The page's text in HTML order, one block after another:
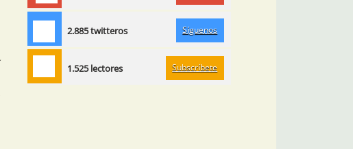
2.885 twitteros Síguenos
1.525 lectores Subscríbete